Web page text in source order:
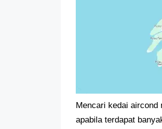
Mencari kedai aircond
apabila terdapat